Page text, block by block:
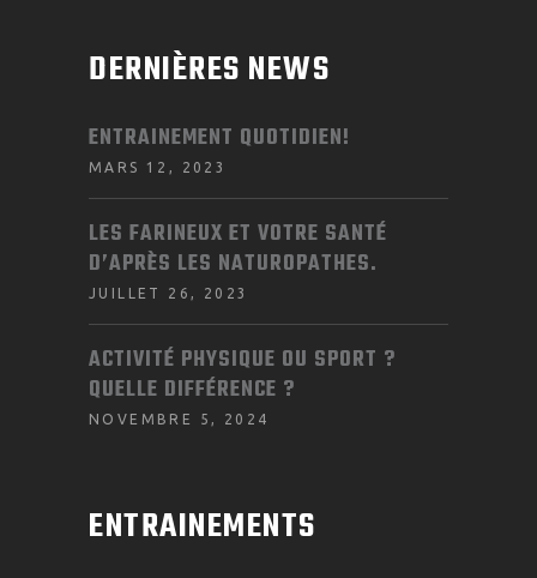
DERNIÈRES NEWS
ENTRAINEMENT QUOTIDIEN!
MARS 12, 2023
LES FARINEUX ET VOTRE SANTÉ
D’APRÈS LES NATUROPATHES.
JUILLET 26, 2023
ACTIVITÉ PHYSIQUE OU SPORT ?
QUELLE DIFFÉRENCE ?
NOVEMBRE 5, 2024
ENTRAINEMENTS